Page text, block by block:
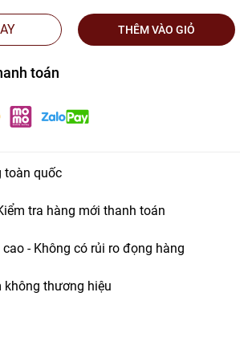
THÊM VÀO GIỎ
toán
toàn quốc
tra hàng mới thanh toán
- Không có rủi ro đọng hàng
không thương hiệu